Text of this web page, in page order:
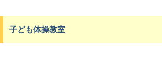
子ども体操教室